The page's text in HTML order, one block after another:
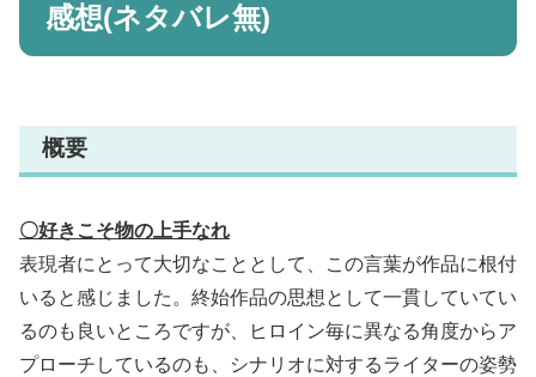
感想(ネタバレ無)
概要
〇好きこそ物の上手なれ
表現者にとって大切なこととして、この言葉が作品に根付
いると感じました。終始作品の思想として一貫していてい
るのも良いところですが、ヒロイン毎に異なる角度からア
プローチしているのも、シナリオに対するライターの姿勢